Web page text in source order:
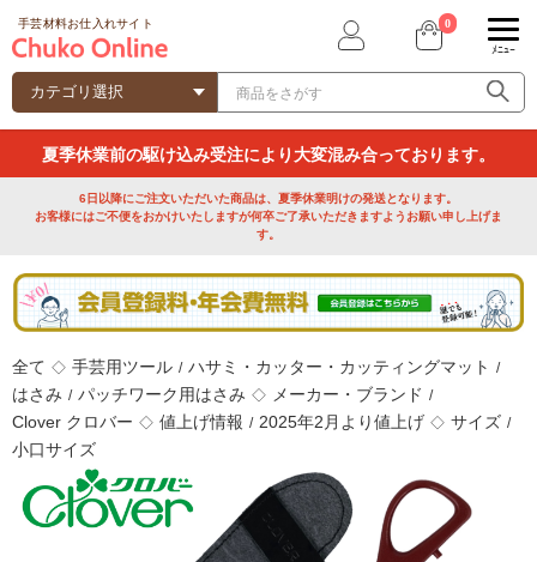
夏季休業前の駆け込み受注により大変混み合っております。
6日以降にご注文いただいた商品は、夏季休業明けの発送となります。
お客様にはご不便をおかけいたしますが何卒ご了承いただきますようお願い申し上げま
す。
全て ◇ 手芸用ツール / ハサミ・カッター・カッティングマット /
はさみ / パッチワーク用はさみ ◇ メーカー・ブランド /
Clover クロバー ◇ 値上げ情報 / 2025年2月より値上げ ◇ サイズ /
小口サイズ
手芸材料お仕入れサイト 0
ﾒﾆｭｰ